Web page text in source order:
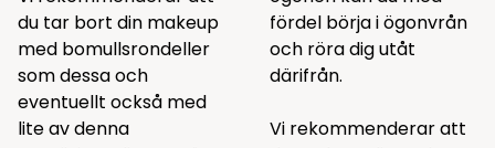
du tar bort din makeup
med bomullsrondeller
somdessaoch
eventuellt också med
lite avdenna
fördel börja i ögonvrån
och röra dig utåt
därifrån.
Vi rekommenderar att